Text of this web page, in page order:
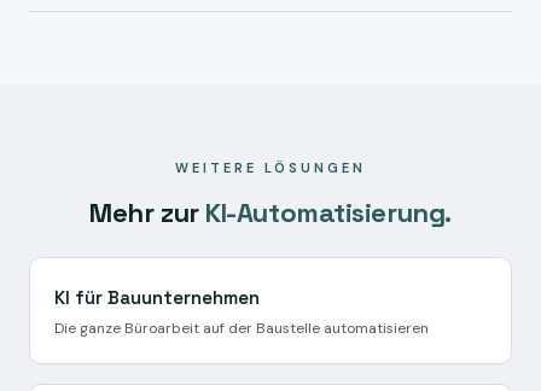
WEITERE LÖSUNGEN
Mehr zur KI-Automatisierung.
KI für Bauunternehmen
Die ganze Büroarbeit auf der Baustelle automatisieren